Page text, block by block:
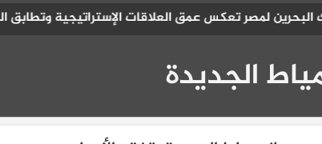
عمق العلاقات الإستراتيجية وتطابق الرؤى بين القيادتين
الجديدة